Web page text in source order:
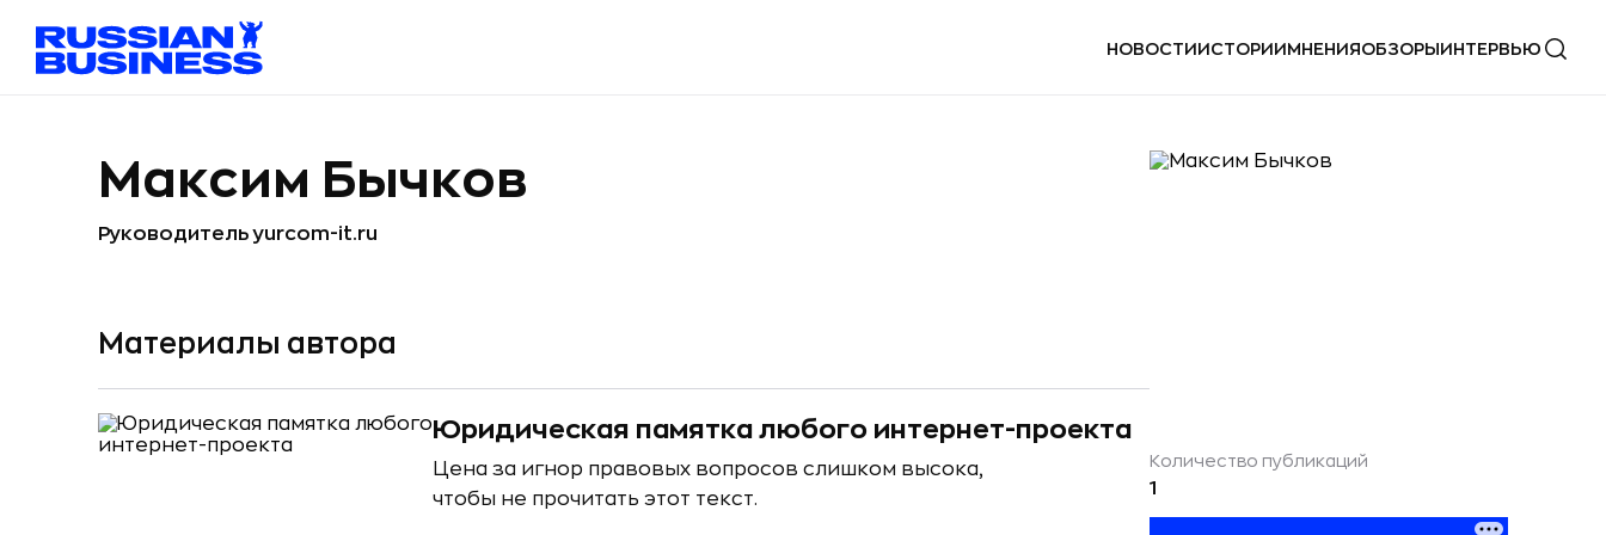
НОВОСТИ ИСТОРИИ МНЕНИЯ ОБЗОРЫ ИНТЕРВЬЮ
Максим Бычков
Руководитель yurcom-it.ru
Материалы автора
Юридическая памятка любого интернет-проекта
Цена за игнор правовых вопросов слишком высока,
чтобы не прочитать этот текст.
Количество публикаций
1